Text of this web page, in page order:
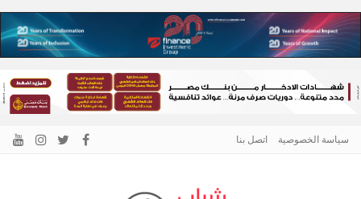
سياسة الخصوصية اتصل بنا